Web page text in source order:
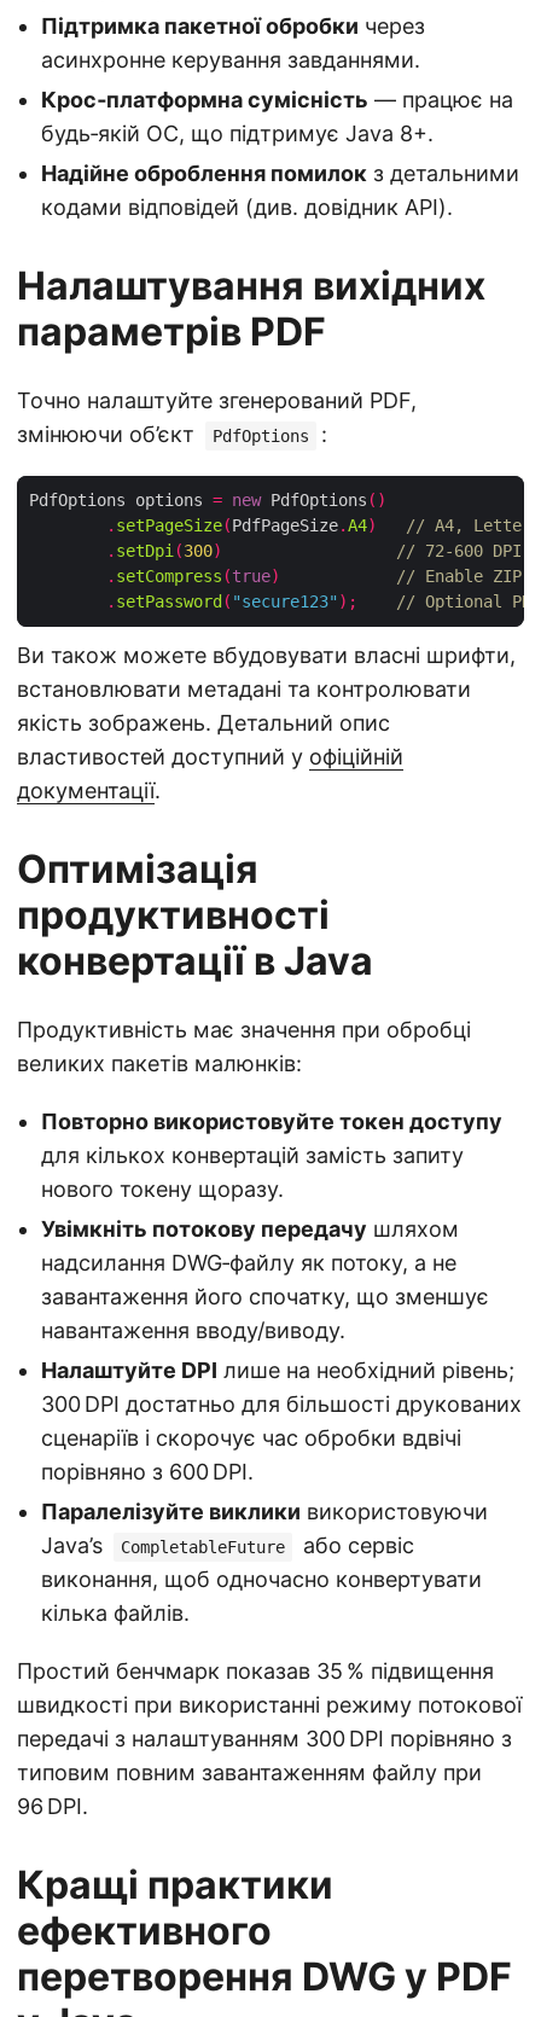
Підтримка пакетної обробки через
асинхронне керування завданнями.
Крос‑платформна сумісність — працює на
будь‑якій ОС, що підтримує Java 8+.
Надійне оброблення помилок з детальними
кодами відповідей (див. довідник API).
Налаштування вихідних
параметрів PDF
Точно налаштуйте згенерований PDF,
змінюючи об’єкт
PdfOptions :
PdfOptions options = new PdfOptions ()
. setPageSize(PdfPageSize.A4)
// A4, Letter,
. setDpi (300)
// 72‑600 DPI
. setCompress (true)
// Enable ZIP
. setPassword ( "secure123" ); // Optional
Ви також можете вбудовувати власні шрифти,
встановлювати метадані та контролювати
якість зображень. Детальний опис
властивостей доступний у офіційній
документації.
Оптимізація
продуктивності
конвертації в Java
Продуктивність має значення при обробці
великих пакетів малюнків:
Повторно використовуйте токен доступу
для кількох конвертацій замість запиту
нового токену щоразу.
Увімкніть потокову передачу шляхом
надсилання DWG‑файлу як потоку, а не
завантаження його спочатку, що зменшує
навантаження вводу/виводу.
Налаштуйте DPI лише на необхідний рівень;
300 DPI достатньо для більшості друкованих
сценаріїв і скорочує час обробки вдвічі
порівняно з 600 DPI.
Паралелізуйте виклики використовуючи
Java’s
CompletableFuture
або сервіс
виконання, щоб одночасно конвертувати
кілька файлів.
Простий бенчмарк показав 35 % підвищення
швидкості при використанні режиму потокової
передачі з налаштуванням 300 DPI порівняно з
типовим повним завантаженням файлу при
96 DPI.
Кращі практики
ефективного
перетворення DWG у PDF